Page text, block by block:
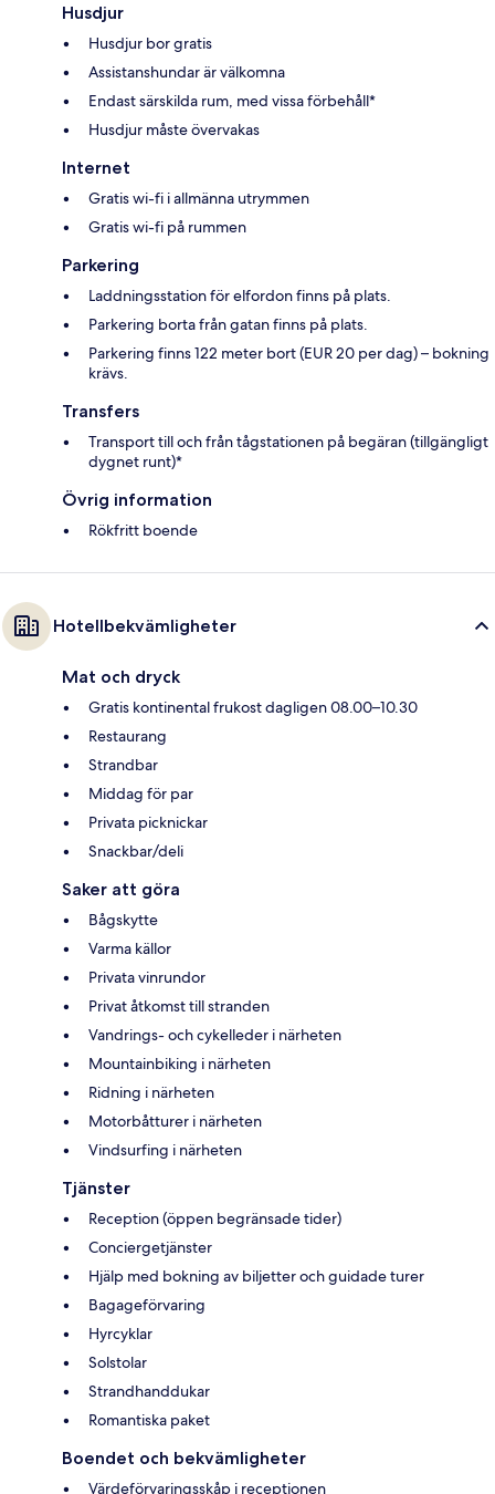
Husdjur
Husdjur bor gratis
Assistanshundar är välkomna
Endast särskilda rum, med vissa förbehåll*
Husdjur måste övervakas
Internet
Gratis wi-fi i allmänna utrymmen
Gratis wi-fi på rummen
Parkering
Laddningsstation för elfordon finns på plats.
Parkering borta från gatan finns på plats.
Parkering finns 122 meter bort (EUR 20 per dag) – bokning
krävs.
Transfers
Transport till och från tågstationen på begäran (tillgängligt
dygnet runt)*
Övrig information
Rökfritt boende
Hotellbekvämligheter
Mat och dryck
Gratis kontinental frukost dagligen 08.00–10.30
Restaurang
Strandbar
Middag för par
Privata picknickar
Snackbar/deli
Saker att göra
Bågskytte
Varma källor
Privata vinrundor
Privat åtkomst till stranden
Vandrings- och cykelleder i närheten
Mountainbiking i närheten
Ridning i närheten
Motorbåtturer i närheten
Vindsurfing i närheten
Tjänster
Reception (öppen begränsade tider)
Conciergetjänster
Hjälp med bokning av biljetter och guidade turer
Bagageförvaring
Hyrcyklar
Solstolar
Strandhanddukar
Romantiska paket
Boendet och bekvämligheter
Värdeförvaringsskåp i receptionen